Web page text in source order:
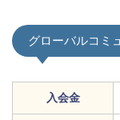
グローバルコミ
入会金